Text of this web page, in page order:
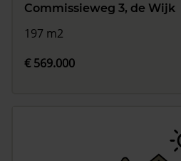
Commissieweg 3, de Wijk
197 m2
€ 569.000